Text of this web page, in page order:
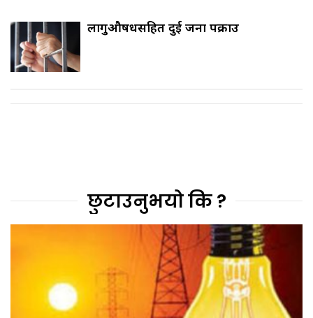
लागुऔषधसहित दुई जना पक्राउ
छुटाउनुभयो कि ?